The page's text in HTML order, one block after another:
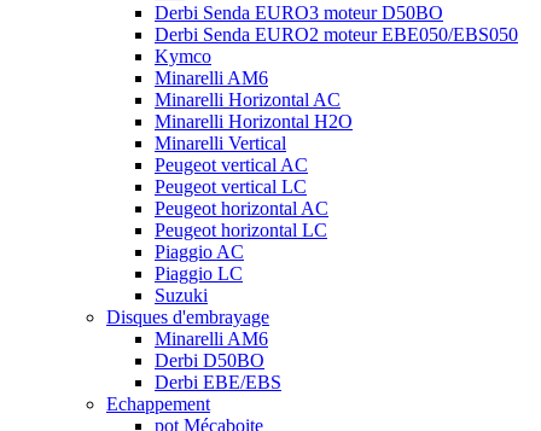
Derbi Senda EURO3 moteur D50BO
Derbi Senda EURO2 moteur EBE050/EBS050
Kymco
Minarelli AM6
Minarelli Horizontal AC
Minarelli Horizontal H2O
Minarelli Vertical
Peugeot vertical AC
Peugeot vertical LC
Peugeot horizontal AC
Peugeot horizontal LC
Piaggio AC
Piaggio LC
Suzuki
Disques d'embrayage
Minarelli AM6
Derbi D50BO
Derbi EBE/EBS
Echappement
pot Mécaboite